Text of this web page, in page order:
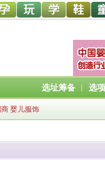
孕
育 鞋网 装
选址筹备 ︱ 选
婴儿服饰